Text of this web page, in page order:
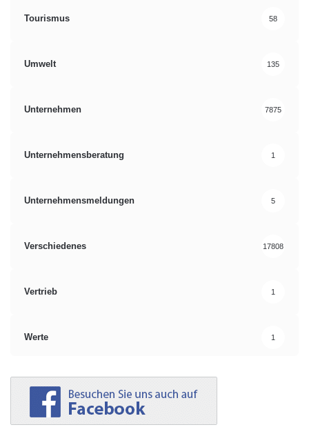
Tourismus 58
Umwelt 135
Unternehmen 7875
Unternehmensberatung 1
Unternehmensmeldungen 5
Verschiedenes 17808
Vertrieb 1
Werte 1